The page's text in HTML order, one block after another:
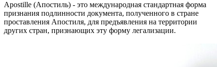
Apostille (Апостиль) - это международная стандартная форма
признания подлинности документа, полученного в стране
проставления Апостиля, для предъявления на территории
других стран, признающих эту форму легализации.